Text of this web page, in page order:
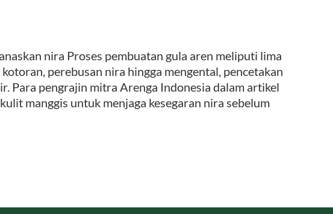
nira Proses pembuatan gula aren meliputi lima
perebusan nira hingga mengental, pencetakan
Para pengrajin mitra Arenga Indonesia dalam artikel
manggis untuk menjaga kesegaran nira sebelum